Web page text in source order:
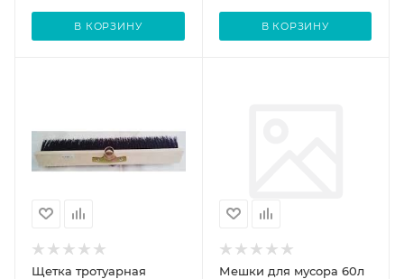
В КОРЗИНУ В КОРЗИНУ
Щетка тротуарная
Мешки для мусора 60л